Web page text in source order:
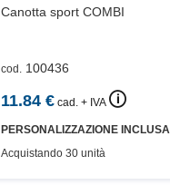
Canotta sport COMBI
cod. 100436
11.84€ cad. + IVA 🛈
PERSONALIZZAZIONE INCLUSA
Acquistando 30 unità